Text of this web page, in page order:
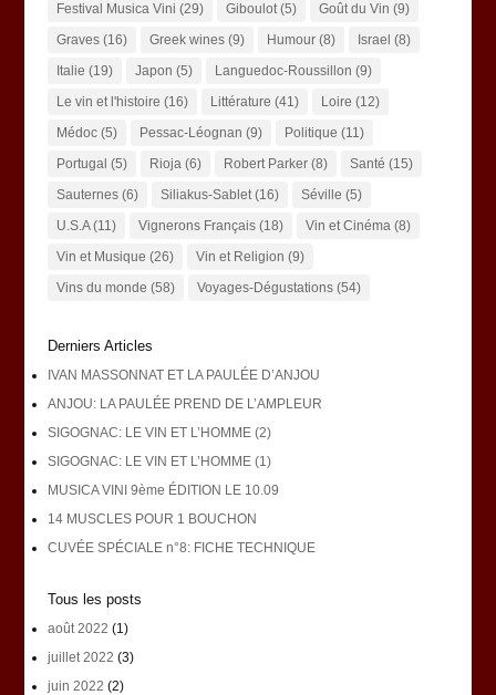
Festival Musica Vini (29) Giboulot(5) Goût du Vin (9)
Graves(16) Greek wines(9) Humour(8) Israel (8)
Italie (19) Japon (5) Languedoc-Roussillon (9)
Le vin et l'histoire (16) Littérature (41) Loire (12)
Médoc(5) Pessac-Léognan (9) Politique (11)
Portugal (5) Rioja(6) Robert Parker(8) Santé (15)
Sauternes(6) Siliakus-Sablet(16) Séville (5)
U.S.A(11) Vignerons Français(18) Vin et Cinéma(8)
Vin et Musique (26) Vin et Religion (9)
Vins du monde (58) Voyages-Dégustations(54)
Derniers Articles
IVAN MASSONNAT ET LA PAULÉE D’ANJOU
ANJOU: LA PAULÉE PREND DE L’AMPLEUR
SIGOGNAC: LE VIN ET L’HOMME (2)
SIGOGNAC: LE VIN ET L’HOMME (1)
MUSICA VINI 9ème ÉDITION LE 10.09
14 MUSCLES POUR 1 BOUCHON
CUVÉE SPÉCIALE n°8: FICHE TECHNIQUE
Tous les posts
août 2022 (1)
juillet 2022 (3)
juin 2022 (2)